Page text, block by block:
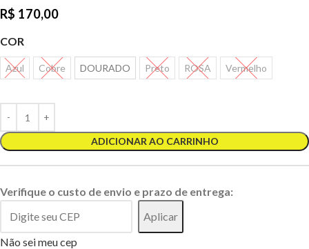
R$ 170,00
COR
Azul Cobre DOURADO Preto ROSA Vermelho
ADICIONAR AO CARRINHO
Verifique o custo de envio e prazo de entrega:
Aplicar
Não sei meu cep